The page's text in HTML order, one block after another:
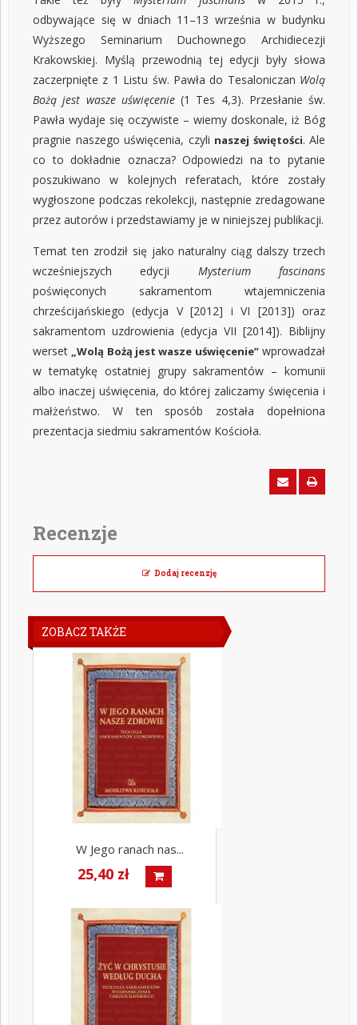
odbywające się w dniach 11–13 września w budynku
Wyższego Seminarium Duchownego Archidiecezji
Krakowskiej. Myślą przewodnią tej edycji były słowa
zaczerpnięte z 1 Listu św. Pawła do Tesaloniczan Wolą
Bożą jest wasze uświęcenie(1 Tes 4,3). Przesłanie św.
Pawła wydaje się oczywiste – wiemy doskonale, iż Bóg
pragnie naszego uświęcenia, czyli naszej świętości. Ale
co to dokładnie oznacza? Odpowiedzi na to pytanie
poszukiwano w kolejnych referatach, które zostały
wygłoszone podczas rekolekcji, następnie zredagowane
przez autorów i przedstawiamy je w niniejszej publikacji.
Temat ten zrodził się jako naturalny ciąg dalszy trzech
wcześniejszych edycji Mysterium fascinans
poświęconych sakramentom wtajemniczenia
chrześcijańskiego (edycja V [2012] i VI [2013]) oraz
sakramentom uzdrowienia (edycja VII [2014]). Biblijny
werset „Wolą Bożą jest wasze uświęcenie”wprowadzał
w tematykę ostatniej grupy sakramentów – komunii
albo inaczej uświęcenia, do której zaliczamy święcenia i
małżeństwo. W ten sposób została dopełniona
prezentacja siedmiu sakramentów Kościoła.
Recenzje
Dodaj recenzję
ZOBACZ TAKŻE
W Jego ranach nas...
25,40 zł